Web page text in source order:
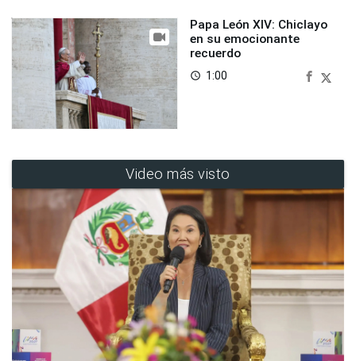
Papa León XIV: Chiclayo
en su emocionante
recuerdo
access_time 1:00
Video más visto